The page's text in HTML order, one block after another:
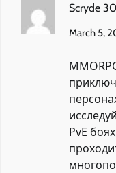
Scryde 30
March 5,
PvE